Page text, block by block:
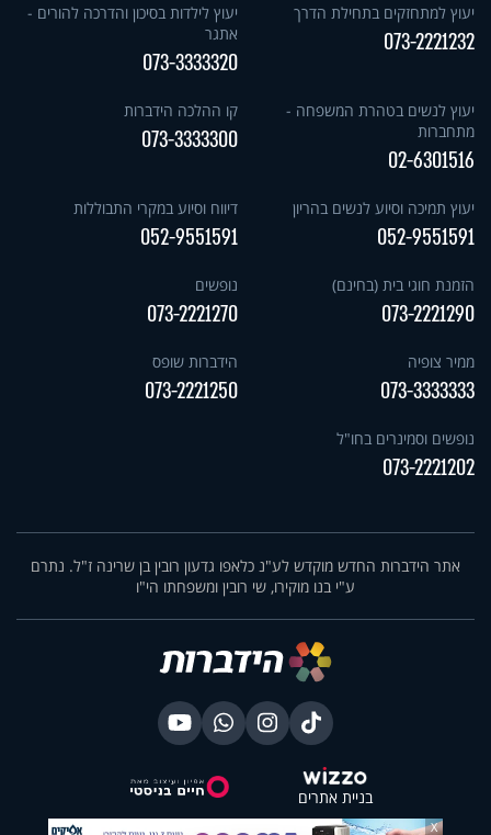
יעוץ למתחזקים בתחילת הדרך
073-2221232
יעוץ לילדות בסיכון והדרכה להורים -
אתגר
073-3333320
יעוץ לנשים בטהרת המשפחה -
מתחברות
02-6301516
קו ההלכה הידברות
073-3333300
יעוץ תמיכה וסיוע לנשים בהריון
052-9551591
דיווח וסיוע במקרי התבוללות
052-9551591
הזמנת חוגי בית (בחינם)
073-2221290
נופשים
073-2221270
ממיר צופיה
073-3333333
הידברות שופס
073-2221250
נופשים וסמינרים בחו"ל
073-2221202
אתר הידברות החדש מוקדש לע"נ כלאפו גדעון רובין בן שרינה ז"ל. נתרם
ע"י בנו מוקירו, שי רובין ומשפחתו הי"ו
בניית אתרים
X